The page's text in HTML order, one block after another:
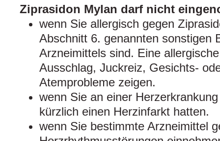
Ziprasidon Mylan darf nicht
wenn Sie allergisch gegen
Abschnitt 6. genannten sonstigen
Arzneimittels sind. Eine
Ausschlag, Juckreiz, Gesichts-
Atemprobleme zeigen.
wenn Sie an einer
kürzlich einen Herzinfarkt hatten.
wenn Sie bestimmte Arzneimittel